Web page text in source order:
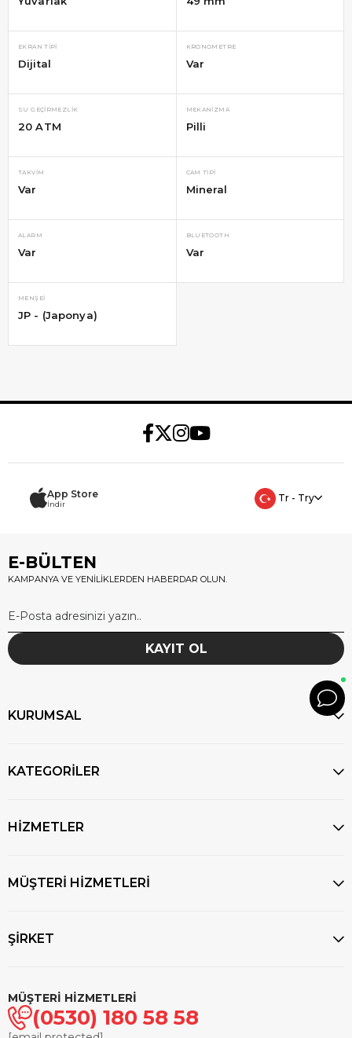
EKRAN TIPI
Dijital
KRONOMETRE
Var
SU GEÇIRMEZLIK
20 ATM
MEKANIZMA
Pilli
TAKVIM
Var
CAM TIPI
Mineral
ALARM
Var
BLUETOOTH
Var
MENŞEI
JP - (Japonya)
App Store
İndir
Tr - Try
E-BÜLTEN
KAMPANYA VE YENİLİKLERDEN HABERDAR OLUN.
KAYIT OL
KURUMSAL
KATEGORİLER
HİZMETLER
MÜŞTERİ HİZMETLERİ
ŞİRKET
MÜŞTERİ HİZMETLERİ
(0530) 180 58 58